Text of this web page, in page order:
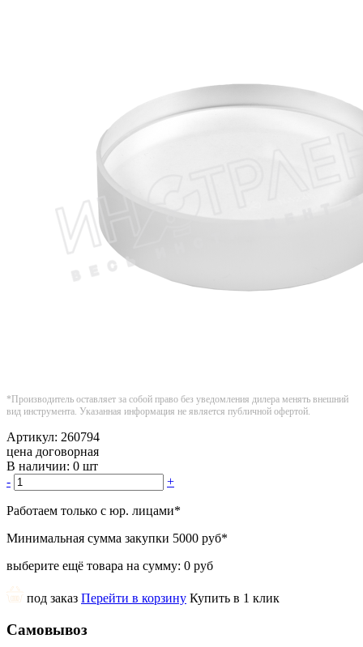
*Производитель оставляет за собой право без уведомления дилера менять внешний
вид инструмента. Указанная информация не является публичной офертой.
Артикул: 260794
цена договорная
В наличии: 0 шт
-
+
Работаем только с юр. лицами*
Минимальная сумма закупки 5000 руб*
выберите ещё товара на сумму: 0 руб
под заказ Перейти в корзину Купить в 1 клик
Самовывоз